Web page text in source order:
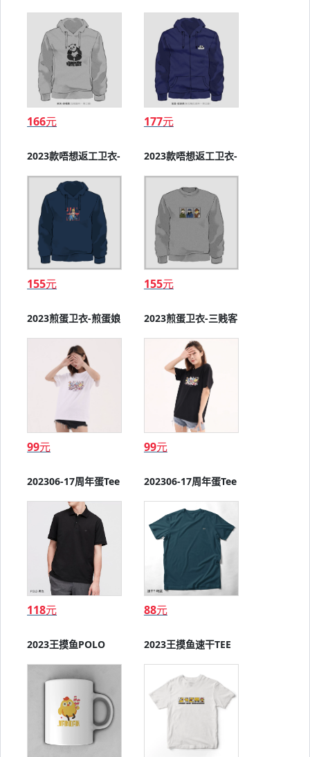
圆领
圆领
166元
2023款唔想返工卫衣-
连帽
177元
2023款唔想返工卫衣-
拉链
155元
2023煎蛋卫衣-煎蛋娘
155元
2023煎蛋卫衣-三贱客
99元
202306-17周年蛋Tee
99元
202306-17周年蛋Tee
118元
2023王摸鱼POLO
88元
2023王摸鱼速干TEE